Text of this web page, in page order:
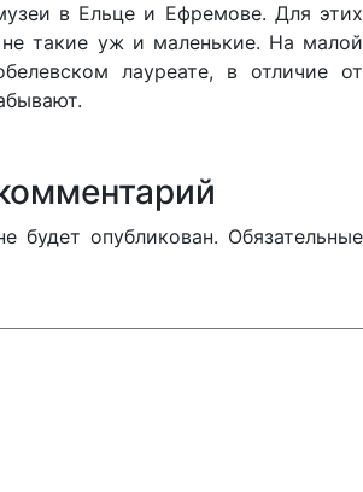
в Ельце и Ефремове. Для этих
такие уж и маленькие. На малой
лауреате, в отличие от
будет опубликован. Обязательные